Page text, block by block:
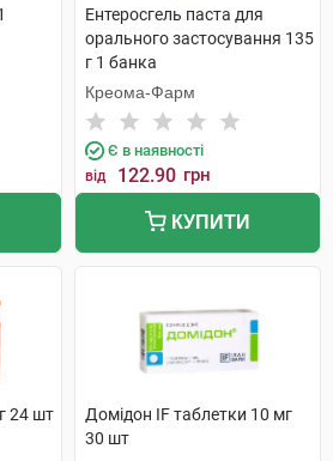
Ентеросгель паста для
орального застосування 135
г 1 банка
Креома-Фарм
Є в наявності
від 122.90 грн
КУПИТИ
24 шт
Домідон IF таблетки 10 мг
30 шт